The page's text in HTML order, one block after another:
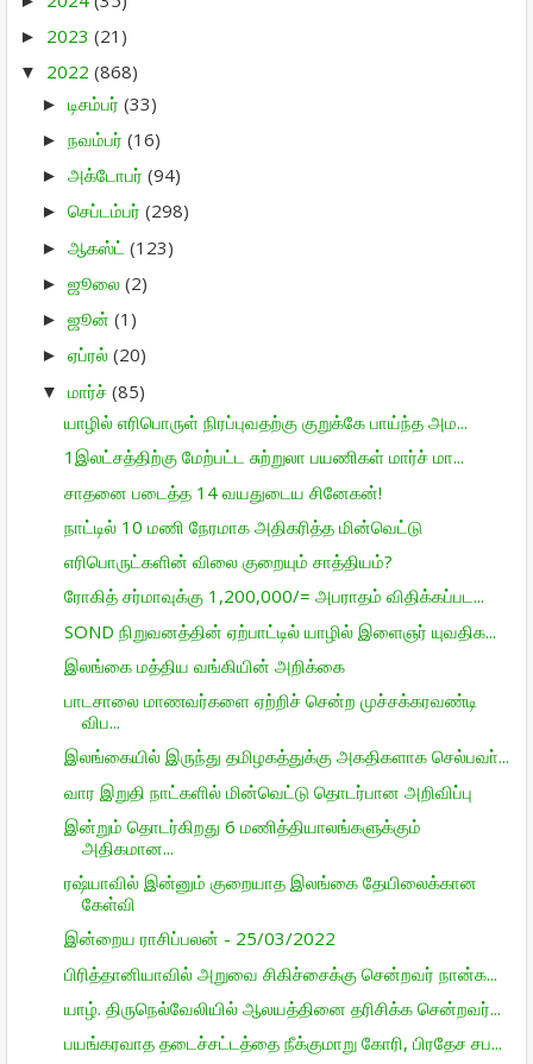
► 2023 (21)
▼ 2022 (868)
► டிசம்பர் (33)
► நவம்பர் (16)
► அக்டோபர் (94)
► செப்டம்பர் (298)
► ஆகஸ்ட் (123)
► ஜூலை (2)
► ஜூன் (1)
► ஏப்ரல் (20)
▼ மார்ச் (85)
யாழில் எரிபொருள் நிரப்புவதற்கு குறுக்கே பாய்ந்த அம...
1இலட்சத்திற்கு மேற்பட்ட சுற்றுலா பயணிகள் மார்ச் மா...
சாதனை படைத்த 14 வயதுடைய சினேகன்!
நாட்டில் 10 மணி நேரமாக அதிகரித்த மின்வெட்டு
எரிபொருட்களின் விலை குறையும் சாத்தியம்?
ரோகித் சர்மாவுக்கு 1,200,000/= அபராதம் விதிக்கப்பட...
SOND நிறுவனத்தின் ஏற்பாட்டில் யாழில் இளைஞர் யுவதிக...
இலங்கை மத்திய வங்கியின் அறிக்கை
பாடசாலை மாணவர்களை ஏற்றிச் சென்ற முச்சக்கரவண்டி
விப...
இலங்கையில் இருந்து தமிழகத்துக்கு அகதிகளாக செல்பவா்...
வார இறுதி நாட்களில் மின்வெட்டு தொடர்பான அறிவிப்பு
இன்றும் தொடர்கிறது 6 மணித்தியாலங்களுக்கும்
அதிகமான...
ரஷ்யாவில் இன்னும் குறையாத இலங்கை தேயிலைக்கான
கேள்வி
இன்றைய ராசிப்பலன் - 25/03/2022
பிரித்தானியாவில் அறுவை சிகிச்சைக்கு சென்றவர் நான்க...
யாழ். திருநெல்வேலியில் ஆலயத்தினை தரிசிக்க சென்றவர்...
பயங்கரவாத தடைச்சட்டத்தை நீக்குமாறு கோரி, பிரதேச சப...